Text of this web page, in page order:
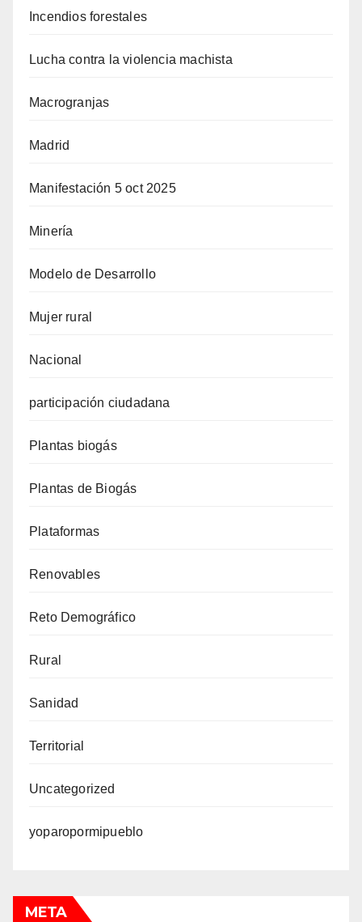
Incendios forestales
Lucha contra la violencia machista
Macrogranjas
Madrid
Manifestación 5 oct 2025
Minería
Modelo de Desarrollo
Mujer rural
Nacional
participación ciudadana
Plantas biogás
Plantas de Biogás
Plataformas
Renovables
Reto Demográfico
Rural
Sanidad
Territorial
Uncategorized
yoparopormipueblo
META